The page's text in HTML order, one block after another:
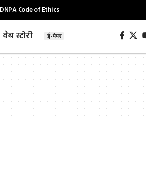
DNPA Code of Ethics
वेब स्टोरी ई-पेपर